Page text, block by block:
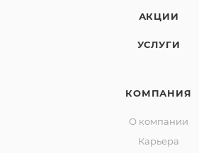
АКЦИИ
УСЛУГИ
КОМПАНИЯ
О компании
Карьера